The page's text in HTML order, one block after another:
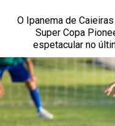
O Ipanema de
Super Copa
espetacular no